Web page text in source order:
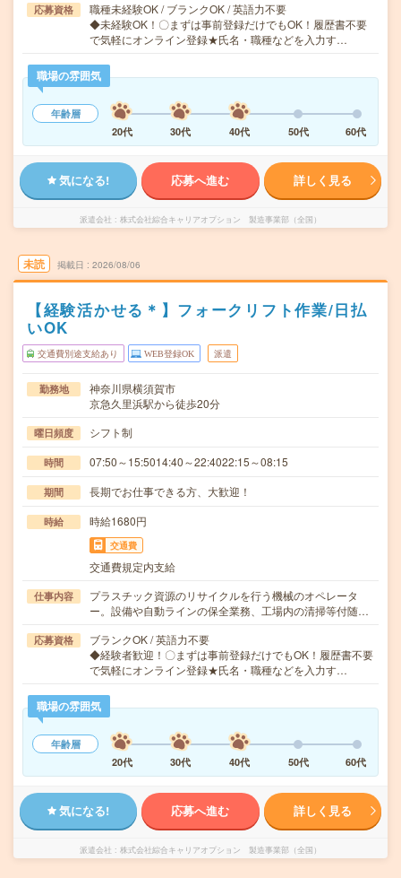
応募資格
職種未経験OK / ブランクOK / 英語力不要
◆未経験OK！〇まずは事前登録だけでもOK！履歴書不要
で気軽にオンライン登録★氏名・職種などを入力す…
職場の雰囲気
年齢層
20代
30代 40代 50代 60代
気になる! 応募へ進む 詳しく見る
派遣会社 株式会社綜合キャリアオプション 製造事業部（全国）
未読 掲載日 2026/08/06
【経験活かせる＊】フォークリフト作業/日払
いOK
交通費別途支給あり WEB登録OK 派遣
勤務地
神奈川県横須賀市
京急久里浜駅から徒歩20分
曜日頻度 シフト制
時間 07:50～15:5014:40～22:4022:15～08:15
期間 長期でお仕事できる方、大歓迎！
時給 時給1680円
交通費
交通費規定内支給
仕事内容
プラスチック資源のリサイクルを行う機械のオペレータ
ー。設備や自動ラインの保全業務、工場内の清掃等付随…
応募資格
ブランクOK / 英語力不要
◆経験者歓迎！〇まずは事前登録だけでもOK！履歴書不要
で気軽にオンライン登録★氏名・職種などを入力す…
職場の雰囲気
年齢層
20代
30代 40代 50代 60代
気になる! 応募へ進む 詳しく見る
派遣会社 株式会社綜合キャリアオプション 製造事業部（全国）